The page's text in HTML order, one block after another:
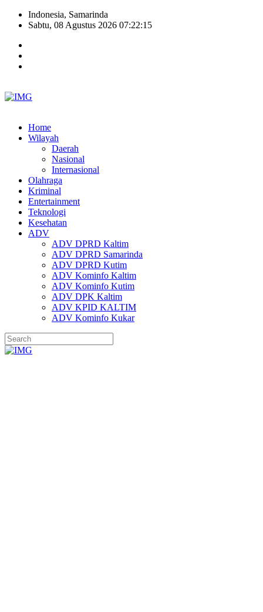
Indonesia, Samarinda
Sabtu, 08 Agustus 2026 07:22:16
Home
Wilayah
Daerah
Nasional
Internasional
Olahraga
Kriminal
Entertainment
Teknologi
Kesehatan
ADV
ADV DPRD Kaltim
ADV DPRD Samarinda
ADV DPRD Kutim
ADV Kominfo Kaltim
ADV Kominfo Kutim
ADV DPK Kaltim
ADV KPID KALTIM
ADV Kominfo Kukar